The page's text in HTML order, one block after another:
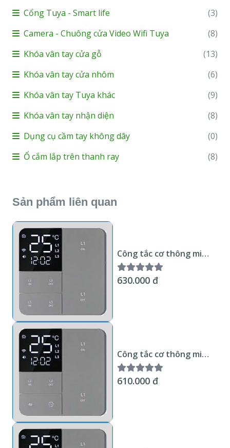
Cổng Tuya - Smart life
(3)
Camera - Chuông cửa Video Wifi Tuya
(8)
Khóa vân tay cửa gỗ
(13)
Khóa vân tay cửa nhôm
(6)
Khóa vân tay Tuya khác
(9)
Khóa vân tay nhận diện
(8)
Dụng cụ cầm tay không dây
(0)
Ổ cắm lắp trên thanh ray
(8)
Sản phẩm liên quan
Công tắc cơ thông minh
Wifi KNX Smart Home 3
kênh, hiển thị nhiệt độ
chuẩn EU
630.000 đ
Công tắc cơ thông minh
Wifi KNX Smart Home 2
kênh, hiển thị nhiệt độ
chuẩn EU
610.000 đ